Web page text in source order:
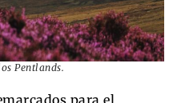
Pentlands.
para el